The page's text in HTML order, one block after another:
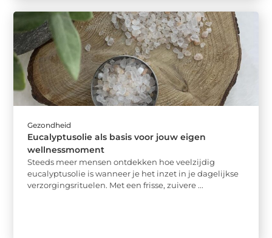
Gezondheid
Eucalyptusolie als basis voor jouw eigen
wellnessmoment
Steeds meer mensen ontdekken hoe veelzijdig
eucalyptusolie is wanneer je het inzet in je dagelijkse
verzorgingsrituelen. Met een frisse, zuivere ...